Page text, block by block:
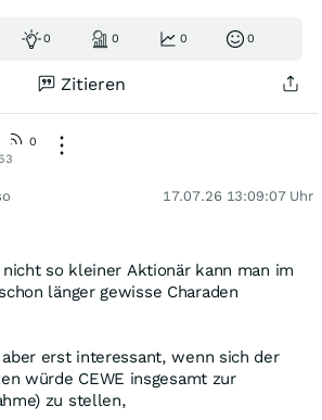
0 0 0 0
Zitieren
0
17.07.26 13:09:07 Uhr
so kleiner Aktionär kann man im
länger gewisse Charaden
erst interessant, wenn sich der
würde CEWE insgesamt zur
zu stellen,